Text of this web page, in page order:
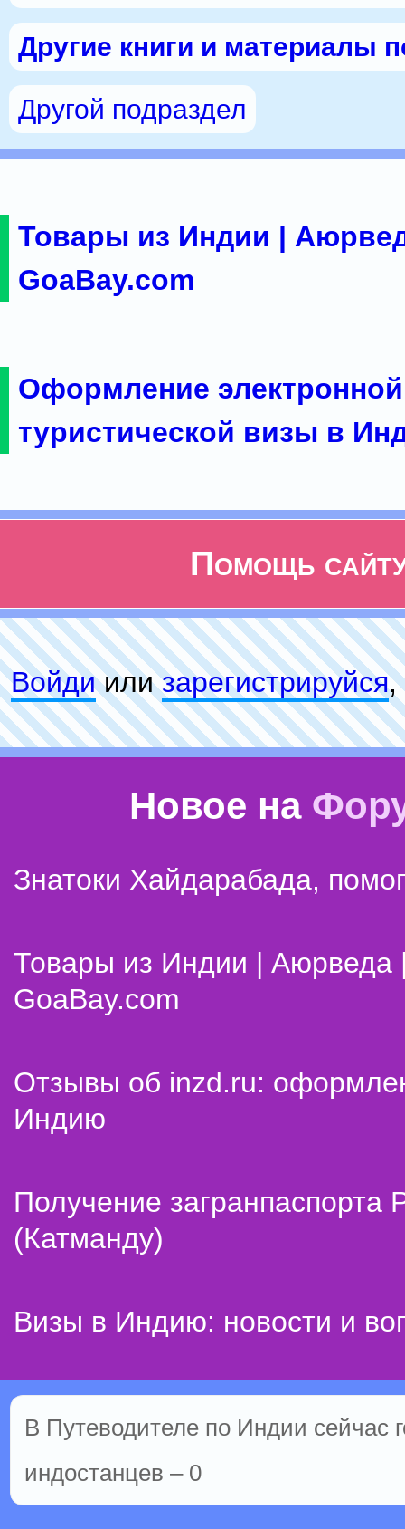
Другие книги и материалы
Другой подраздел
Товары из Индии |
GoaBay.com
Оформление электронной
туристической визы в
Помощь
Войдиилизарeгиcтpируйся,
Новое на
Знатоки Хайдарабада,
Товары из Индии | Аюрведа
GoaBay.com
Отзывы об inzd.ru:
Индию
Получение
(Катманду)
Визы в Индию: новости и
В Путеводителе по Индии сейчас
индостанцев – 0